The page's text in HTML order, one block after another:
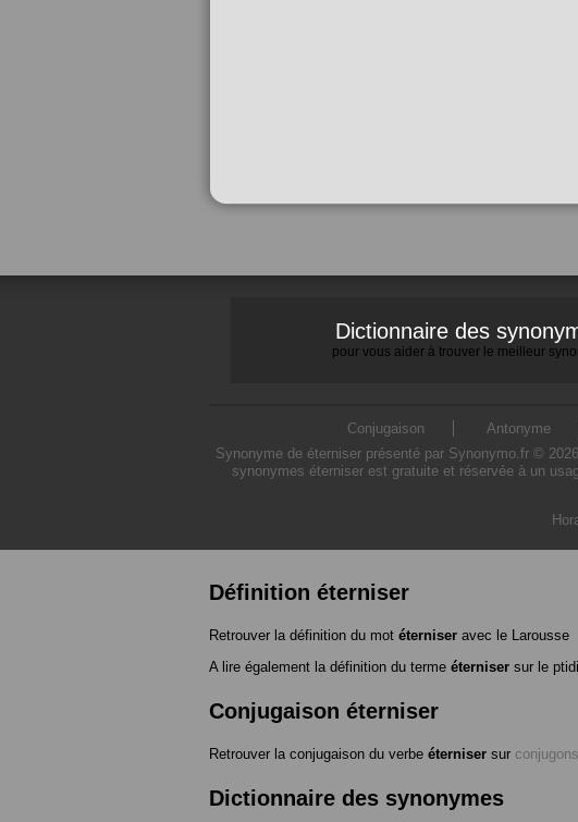
Dictionnaire des
pour vous aider à trouver le meilleur
Conjugaison Antonyme
Synonyme de éterniser présenté par Synonymo.fr ©
synonymes éterniser est gratuite et réservée à un
Définition éterniser
Retrouver la définition du mot éterniser avec le Larousse
A lire également la définition du terme éterniser sur le
Conjugaison éterniser
Retrouver la conjugaison du verbe éterniser sur
Dictionnaire des synonymes